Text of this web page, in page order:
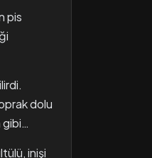
pis
dolu
gibi…
inişi